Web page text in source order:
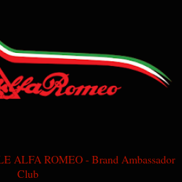
ALFA ROMEO - Brand Ambassador
Club